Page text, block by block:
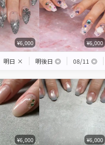
¥6,000 ¥6,000
明日 × 明後日 ◎ 08/11 ◎
¥6,000 ¥6,000